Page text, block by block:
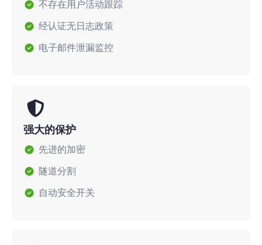
不存在用户活动跟踪
经认证无日志政策
电子邮件泄漏监控
强大的保护
先进的加密
隧道分割
自动安全开关